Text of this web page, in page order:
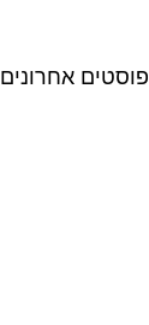
פוסטים אחרונים